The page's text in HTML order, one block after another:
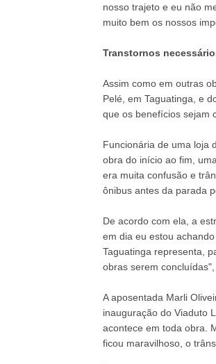
nosso trajeto e eu não
muito bem os nossos
Transtornos
Assim como em outras
Pelé, em Taguatinga, e
que os benefícios sejam
Funcionária de uma loja
obra do início ao fim,
era muita confusão e
ônibus antes da parada
De acordo com ela, a
em dia eu estou
Taguatinga representa,
obras serem
A aposentada Marli
inauguração do Viaduto
acontece em toda obra.
ficou maravilhoso, o